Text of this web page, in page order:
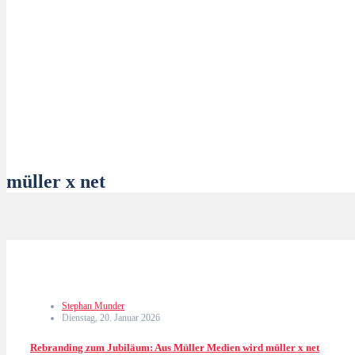
müller x net
Stephan Munder
Dienstag, 20. Januar 2026
Rebranding zum Jubiläum: Aus Müller Medien wird müller x net